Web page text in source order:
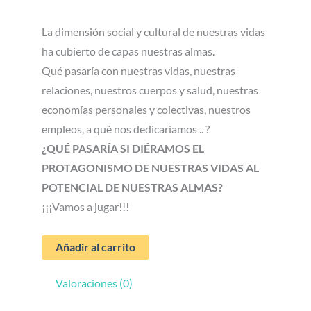
La dimensión social y cultural de nuestras vidas
ha cubierto de capas nuestras almas.
Qué pasaría con nuestras vidas, nuestras
relaciones, nuestros cuerpos y salud, nuestras
economías personales y colectivas, nuestros
empleos, a qué nos dedicaríamos .. ?
¿QUÉ PASARÍA SI DIÉRAMOS EL
PROTAGONISMO DE NUESTRAS VIDAS AL
POTENCIAL DE NUESTRAS ALMAS?
¡¡¡Vamos a jugar!!!
Añadir al carrito
Valoraciones (0)